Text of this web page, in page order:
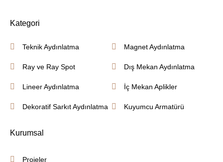
Kategori
Teknik Aydınlatma
Ray ve Ray Spot
Lineer Aydınlatma
Dekoratif Sarkıt Aydınlatma
Magnet Aydınlatma
Dış Mekan Aydınlatma
İç Mekan Aplikler
Kuyumcu Armatürü
Kurumsal
Projeler